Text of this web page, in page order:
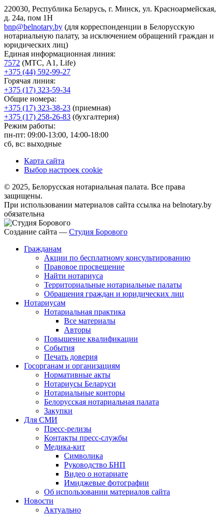
220030, Республика Беларусь, г. Минск, ул. Красноармейская,
д. 24а, пом 1Н
bnp@belnotary.by (для корреспонденции в Белорусскую
нотариальную палату, за исключением обращений граждан и
юридических лиц)
Единая информационная линия:
7572 (МТС, A1, Life)
+375 (44) 592-99-27
Горячая линия:
+375 (17) 323-59-34
Общие номера:
+375 (17) 323-38-23 (приемная)
+375 (17) 258-26-83 (бухгалтерия)
Режим работы:
пн-пт: 09:00-13:00, 14:00-18:00
сб, вс: выходные
Карта сайта
Выбор настроек cookie
© 2025, Белорусская нотариальная палата. Все права
защищены.
При использовании материалов сайта ссылка на belnotary.by
обязательна
Создание сайта — Студия Борового
Гражданам
Акции по бесплатному консультированию
Правовое просвещение
Найти нотариуса
Территориальные нотариальные палаты
Обращения граждан и юридических лиц
Нотариусам
Нотариальная практика
Все материалы
Авторы
Повышение квалификации
События
Печать доверия
Госорганам и организациям
Нормативные акты
Нотариусы Беларуси
Нотариальные конторы
Белорусская нотариальная палата
Закупки
Для СМИ
Пресс-релизы
Контакты пресс-службы
Медика-кит
Символика
Руководство БНП
Видео о нотариате
Имиджевые фотографии
Об использовании материалов сайта
Новости
Актуально